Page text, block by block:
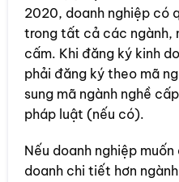
2020, doanh nghiệp có
trong tất cả các ngành,
cấm. Khi đăng ký kinh
phải đăng ký theo mã
sung mã ngành nghề
pháp luật (nếu có).
Nếu doanh nghiệp
doanh chi tiết hơn